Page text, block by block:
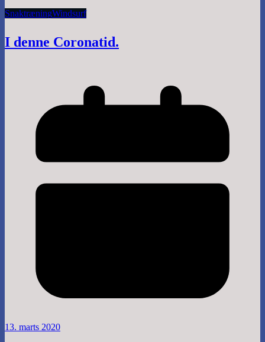
SnaktræningWindsurf
I denne Coronatid.
13. marts 2020